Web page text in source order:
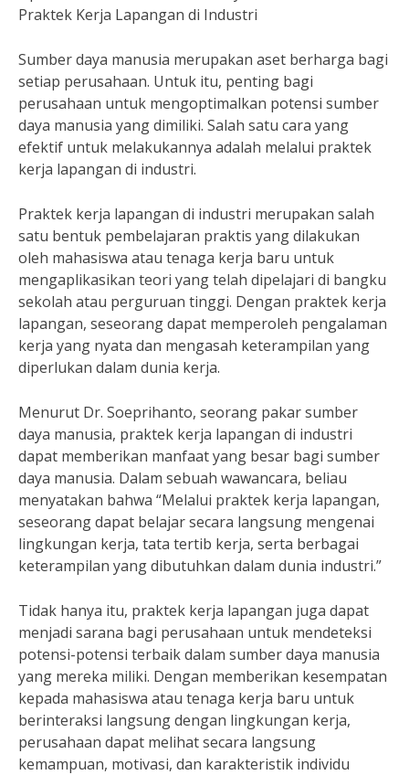
Praktek Kerja Lapangan di Industri
Sumber daya manusia merupakan aset berharga bagi
setiap perusahaan. Untuk itu, penting bagi
perusahaan untuk mengoptimalkan potensi sumber
daya manusia yang dimiliki. Salah satu cara yang
efektif untuk melakukannya adalah melalui praktek
kerja lapangan di industri.
Praktek kerja lapangan di industri merupakan salah
satu bentuk pembelajaran praktis yang dilakukan
oleh mahasiswa atau tenaga kerja baru untuk
mengaplikasikan teori yang telah dipelajari di bangku
sekolah atau perguruan tinggi. Dengan praktek kerja
lapangan, seseorang dapat memperoleh pengalaman
kerja yang nyata dan mengasah keterampilan yang
diperlukan dalam dunia kerja.
Menurut Dr. Soeprihanto, seorang pakar sumber
daya manusia, praktek kerja lapangan di industri
dapat memberikan manfaat yang besar bagi sumber
daya manusia. Dalam sebuah wawancara, beliau
menyatakan bahwa “Melalui praktek kerja lapangan,
seseorang dapat belajar secara langsung mengenai
lingkungan kerja, tata tertib kerja, serta berbagai
keterampilan yang dibutuhkan dalam dunia industri.”
Tidak hanya itu, praktek kerja lapangan juga dapat
menjadi sarana bagi perusahaan untuk mendeteksi
potensi-potensi terbaik dalam sumber daya manusia
yang mereka miliki. Dengan memberikan kesempatan
kepada mahasiswa atau tenaga kerja baru untuk
berinteraksi langsung dengan lingkungan kerja,
perusahaan dapat melihat secara langsung
kemampuan, motivasi, dan karakteristik individu